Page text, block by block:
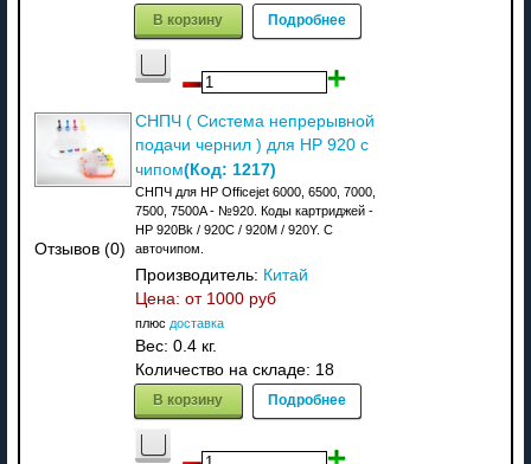
В корзину Подробнее
Отзывов (0)
СНПЧ ( Система непрерывной
подачи чернил ) для HP 920 с
чипом(Код: 1217)
СНПЧ для HP Officejet 6000, 6500, 7000,
7500, 7500A - №920. Коды картриджей -
HP 920Bk / 920C / 920M / 920Y. С
авточипом.
Производитель: Китай
Цена: от 1000 руб
плюс доставка
Вес: 0.4 кг.
Количество на складе: 18
В корзину Подробнее